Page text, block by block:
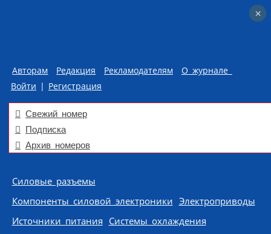
Авторам Редакция Рекламодателям
О журнале
Войти | Регистрация
Свежий номер
Подписка
Архив номеров
Skip to content
Силовые разъемы
Компоненты силовой электроники Электроприводы
Источники питания Системы охлаждения
×
×